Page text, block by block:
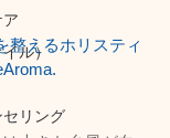
ル）
リング
整えるホリスティ